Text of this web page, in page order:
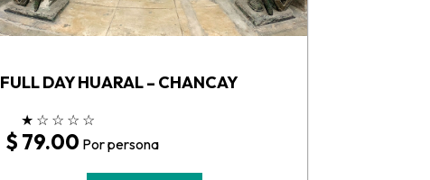
FULL DAY HUARAL – CHANCAY
★ ☆ ☆ ☆ ☆
$ 79.00 Por persona